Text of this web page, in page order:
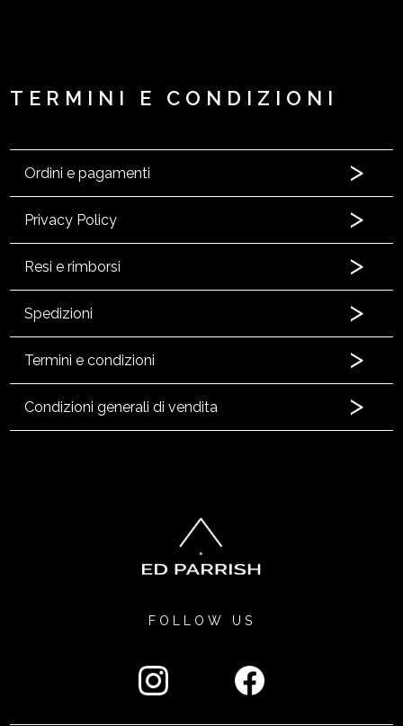
TERMINI E CONDIZIONI
Ordini e pagamenti
Privacy Policy
Resi e rimborsi
Spedizioni
Termini e condizioni
Condizioni generali di vendita
FOLLOW US